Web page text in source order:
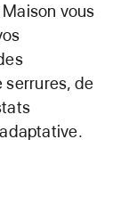
vous
serrures, de